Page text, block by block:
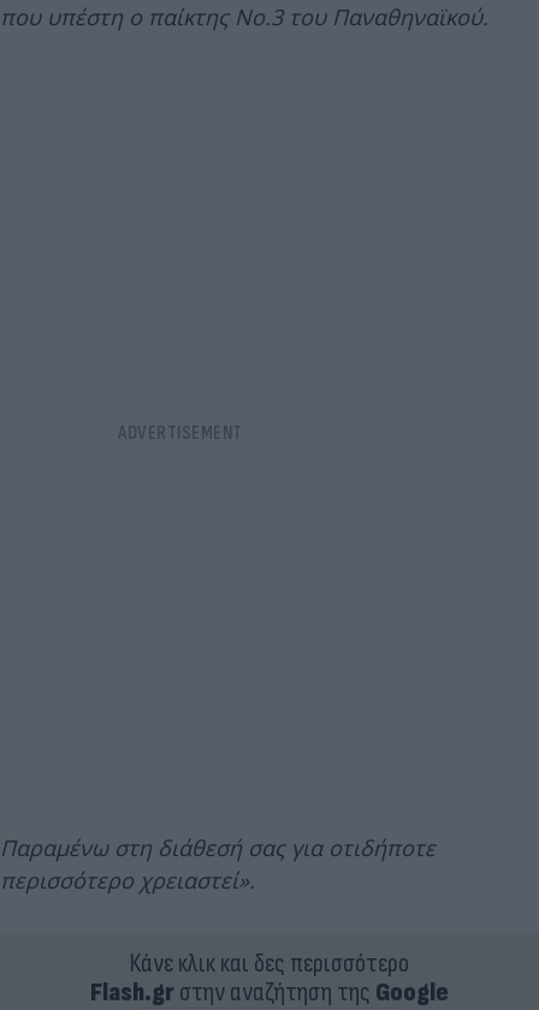
που υπέστη ο παίκτης No.3 του Παναθηναϊκού.
Παραμένω στη διάθεσή σας για οτιδήποτε
περισσότερο χρειαστεί».
Κάνε κλικ και δες περισσότερο
Flash.grστην αναζήτηση της Google